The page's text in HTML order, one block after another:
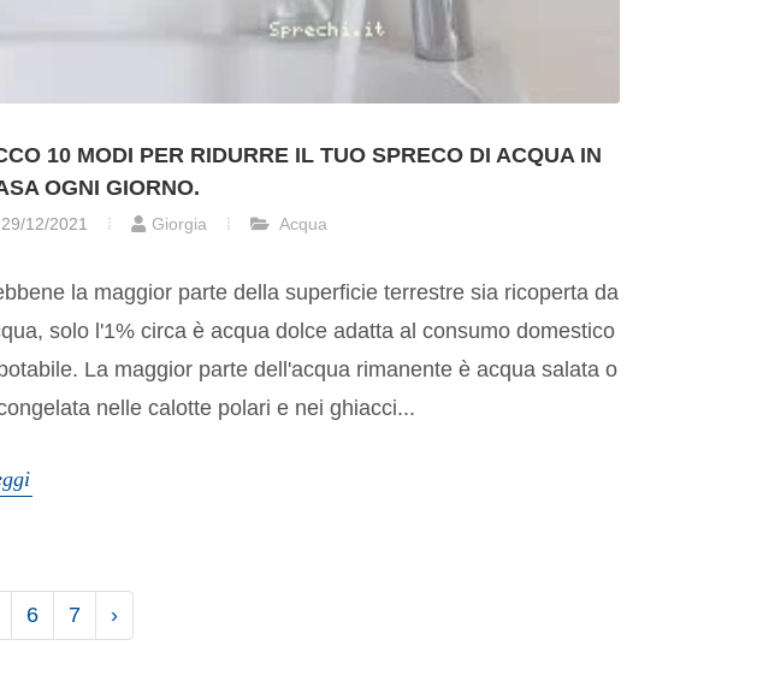
10 MODI PER RIDURRE IL TUO SPRECO DI ACQUA IN
OGNI GIORNO.
29/12/2021 Giorgia Acqua
la maggior parte della superficie terrestre sia ricoperta da
solo l'1% circa è acqua dolce adatta al consumo domestico
La maggior parte dell'acqua rimanente è acqua salata o
nelle calotte polari e nei ghiacci...
6 7 ›